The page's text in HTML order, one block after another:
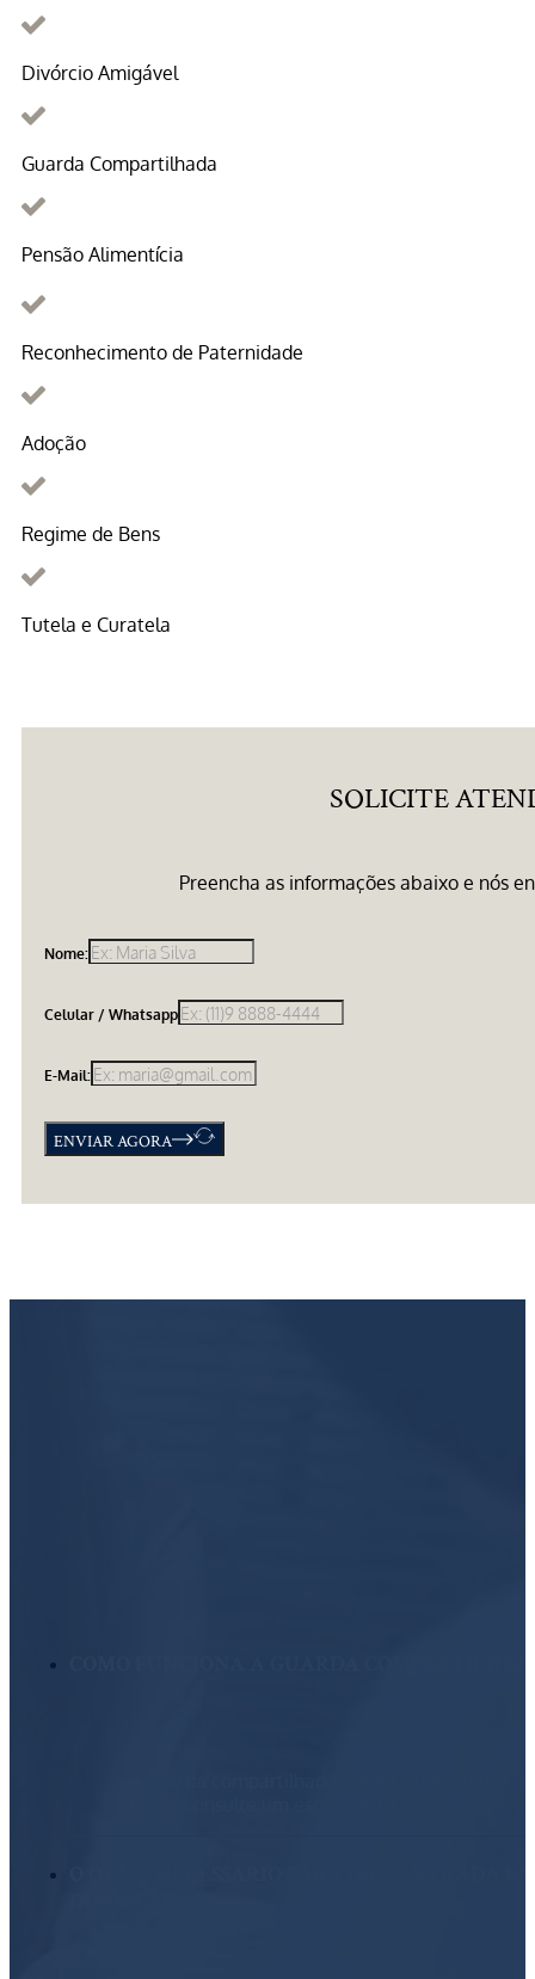
Divórcio Amigável
Guarda Compartilhada
Pensão Alimentícia
Reconhecimento de Paternidade
Adoção
Regime de Bens
Tutela e Curatela
SOLICITE
Preencha as informações abaixo e nós
Nome:
Celular / Whatsapp
E-Mail:
ENVIAR AGORA